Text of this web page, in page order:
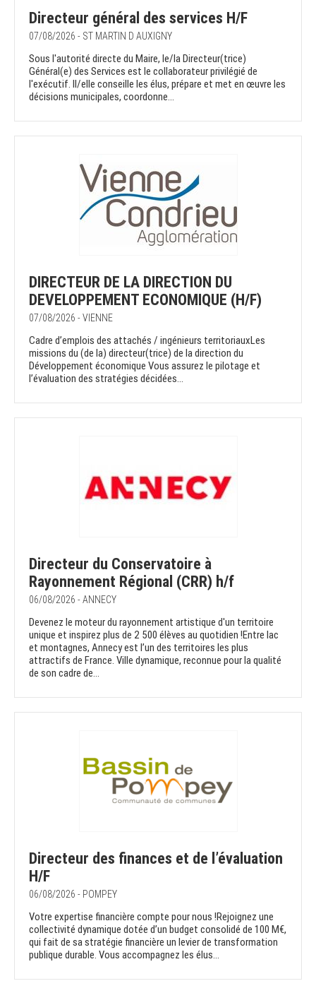
Directeur général des services H/F
07/08/2026 - ST MARTIN D AUXIGNY
Sous l'autorité directe du Maire, le/la Directeur(trice)
Général(e) des Services est le collaborateur privilégié de
l'exécutif. Il/elle conseille les élus, prépare et met en œuvre les
décisions municipales, coordonne...
DIRECTEUR DE LA DIRECTION DU
DEVELOPPEMENT ECONOMIQUE (H/F)
07/08/2026 - VIENNE
Cadre d’emplois des attachés / ingénieurs territoriauxLes
missions du (de la) directeur(trice) de la direction du
Développement économique Vous assurez le pilotage et
l’évaluation des stratégies décidées...
Directeur du Conservatoire à
Rayonnement Régional (CRR) h/f
06/08/2026 - ANNECY
Devenez le moteur du rayonnement artistique d'un territoire
unique et inspirez plus de 2 500 élèves au quotidien !Entre lac
et montagnes, Annecy est l’un des territoires les plus
attractifs de France. Ville dynamique, reconnue pour la qualité
de son cadre de...
Directeur des finances et de l’évaluation
H/F
06/08/2026 - POMPEY
Votre expertise financière compte pour nous !Rejoignez une
collectivité dynamique dotée d’un budget consolidé de 100 M€,
qui fait de sa stratégie financière un levier de transformation
publique durable. Vous accompagnez les élus...